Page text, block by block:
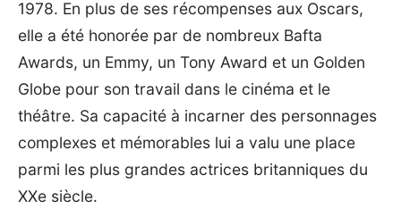
1978. En plus de ses récompenses aux Oscars,
elle a été honorée par de nombreux Bafta
Awards, un Emmy, un Tony Award et un Golden
Globe pour son travail dans le cinéma et le
théâtre. Sa capacité à incarner des personnages
complexes et mémorables lui a valu une place
parmi les plus grandes actrices britanniques du
XXe siècle.